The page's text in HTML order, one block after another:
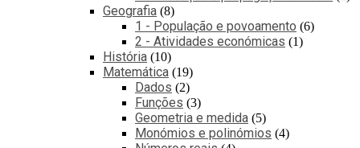
Geografia 8
1 - População e povoamento 6
2 - Atividades económicas 1
História 10
Matemática 19
Dados 2
Funções 3
Geometria e medida 5
Monómios e polinómios 4